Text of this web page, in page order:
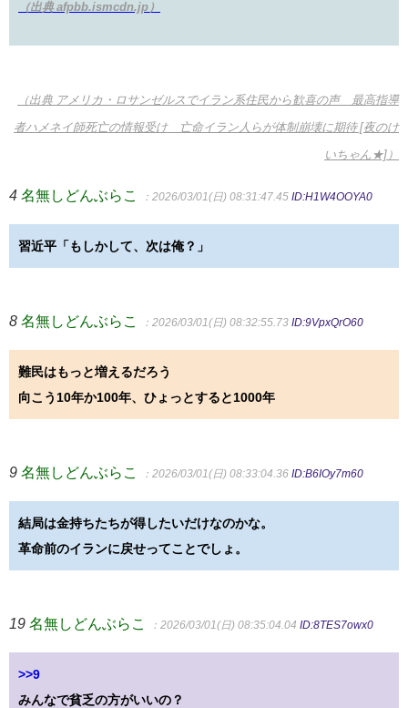
（出典 afpbb.ismcdn.jp）
（出典 アメリカ・ロサンゼルスでイラン系住民から歓喜の声 最高指導
者ハメネイ師死亡の情報受け 亡命イラン人らが体制崩壊に期待 [夜のけ
いちゃん★]）
4 名無しどんぶらこ ：2026/03/01(日) 08:31:47.45 ID:H1W4OOYA0
習近平「もしかして、次は俺？」
8 名無しどんぶらこ ：2026/03/01(日) 08:32:55.73 ID:9VpxQrO60
難民はもっと増えるだろう
向こう10年か100年、ひょっとすると1000年
9 名無しどんぶらこ ：2026/03/01(日) 08:33:04.36 ID:B6IOy7m60
結局は金持ちたちが得したいだけなのかな。
革命前のイランに戻せってことでしょ。
19 名無しどんぶらこ ：2026/03/01(日) 08:35:04.04 ID:8TES7owx0
>>9
みんなで貧乏の方がいいの？